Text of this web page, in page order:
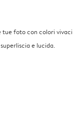
tue foto con colori vivaci
e lucida.